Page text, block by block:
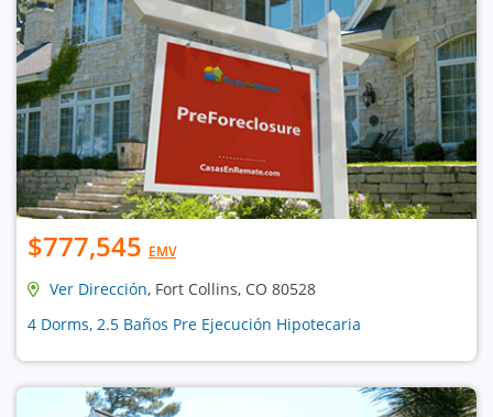
$777,545 EMV
Ver Dirección, Fort Collins, CO 80528
4 Dorms, 2.5 Baños Pre Ejecución Hipotecaria